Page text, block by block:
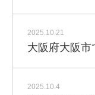
2025.10.21
大阪府大阪市
2025.10.4